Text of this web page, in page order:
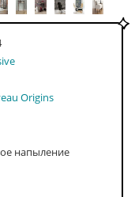
Origins
напыление